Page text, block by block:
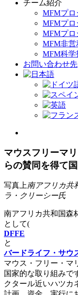
チーム紹介
MFMプロ
MFMプロ
MFMプロ
MFM非営
MFM科学
お問い合わせ先
Image
マウスフリーマ
らの賛同を得て
写真上南アフリカ共
ラ・クリーシー氏
南アフリカ共和国森
として(
DFFE
と
バードライフ・サウ
マウス・フリー・マ
国家的な取り組みで
クタール近いハツカ